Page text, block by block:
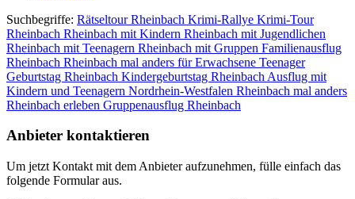
Suchbegriffe: Rätseltour Rheinbach Krimi-Rallye Krimi-Tour
Rheinbach Rheinbach mit Kindern Rheinbach mit Jugendlichen
Rheinbach mit Teenagern Rheinbach mit Gruppen Familienausflug
Rheinbach Rheinbach mal anders für Erwachsene Teenager
Geburtstag Rheinbach Kindergeburtstag Rheinbach Ausflug mit
Kindern und Teenagern Nordrhein-Westfalen Rheinbach mal anders
Rheinbach erleben Gruppenausflug Rheinbach
Anbieter kontaktieren
Um jetzt Kontakt mit dem Anbieter aufzunehmen, fülle einfach das
folgende Formular aus.